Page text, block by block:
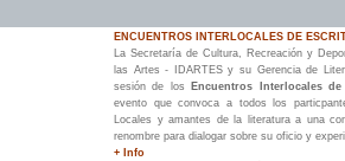
ENCUENTROS INTERLOCALES DE
La Secretaría de Cultura, Recreación y
las Artes - IDARTES y su Gerencia de
sesión de los
Encuentros Interlocales
evento que convoca a todos los
Locales y amantes de la literatura a una
renombre para dialogar sobre su oficio y
+ Info